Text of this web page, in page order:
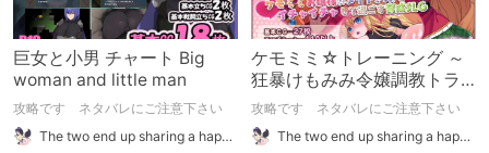
巨女と小男 チャート Big
woman and little man
攻略です ネタバレにご注意下さい
The two end up sharing a happy kiss【二人は幸せな接吻をして終了】
ケモミミ☆トレーニング ～
狂暴けもみみ令嬢調教トラ
イアル チャート
攻略です ネタバレにご注意下さい
The two end up sharing a happy kiss【二人は幸せな接吻をして終了】